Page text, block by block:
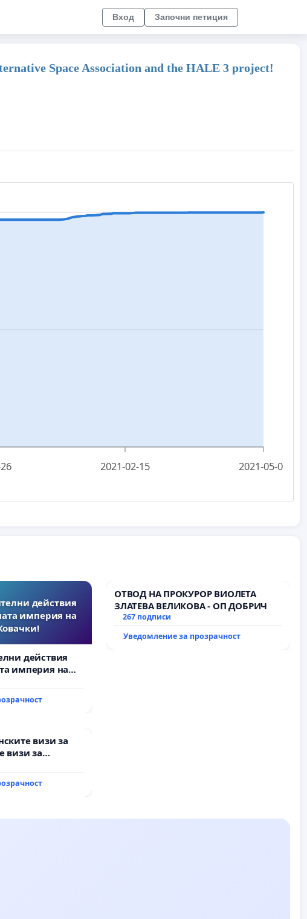
Вход Започни петиция
Space Association and the HALE 3 project!
2021-02-15 2021-05-07
действия
империя на
действия
империя на
ОТВОД НА ПРОКУРОР ВИОЛЕТА
ЗЛАТЕВА ВЕЛИКОВА - ОП ДОБРИЧ
267 подписи
Уведомление за прозрачност
визи за
визи за